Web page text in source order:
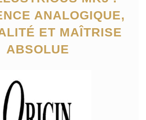
ANALOGIQUE,
ET MAÎTRISE
ABSOLUE